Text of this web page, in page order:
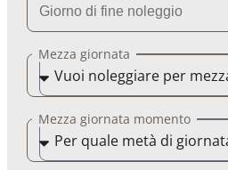
Mezza giornata
Mezza giornata momento